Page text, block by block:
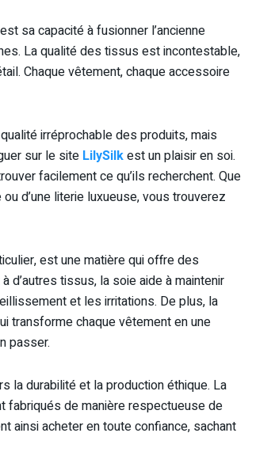
est sa capacité à fusionner l’ancienne
La qualité des tissus est incontestable,
Chaque vêtement, chaque accessoire
irréprochable des produits, mais
sur le site LilySilkest un plaisir en soi.
facilement ce qu’ils recherchent. Que
d’une literie luxueuse, vous trouverez
est une matière qui offre des
d’autres tissus, la soie aide à maintenir
et les irritations. De plus, la
transforme chaque vêtement en une
passer.
la durabilité et la production éthique. La
fabriqués de manière respectueuse de
ainsi acheter en toute confiance, sachant